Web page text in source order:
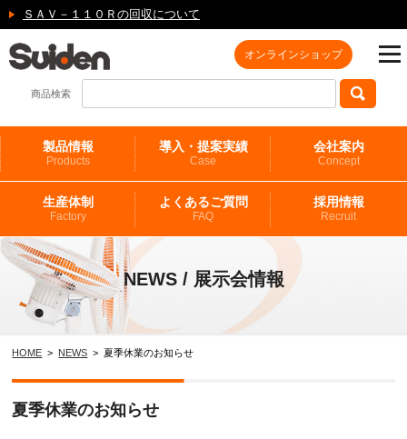
ＳＡＶ－１１０Ｒの回収について
オンラインショップ
商品検索
製品情報
Products
導入・提案実績
Case
会社案内
Concept
生産体制
Factory
よくあるご質問
FAQ
採用情報
Recruit
NEWS / 展示会情報
HOME > NEWS > 夏季休業のお知らせ
夏季休業のお知らせ